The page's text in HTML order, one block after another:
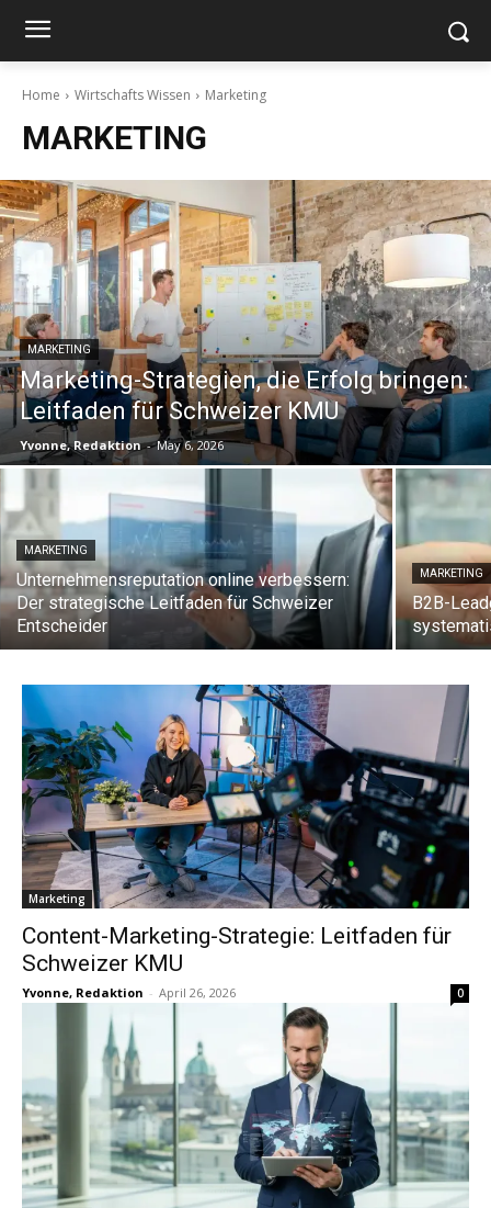
Home Wirtschafts Wissen Marketing
MARKETING
MARKETING
Marketing-Strategien, die Erfolg bringen:
Leitfaden für Schweizer KMU
Yvonne, Redaktion - May 6, 2026
MARKETING
Unternehmensreputation online verbessern:
Der strategische Leitfaden für Schweizer
Entscheider
MARKETING
B2B-
Marketing
Content-Marketing-Strategie: Leitfaden für
Schweizer KMU
Yvonne, Redaktion - April 26, 2026 0